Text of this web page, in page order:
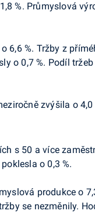
%. Průmyslová
6,6 %. Tržby z
o 0,7 %. Podíl
zvýšila o
s 50 a více
o 0,3 %.
produkce o
se nezměnily.